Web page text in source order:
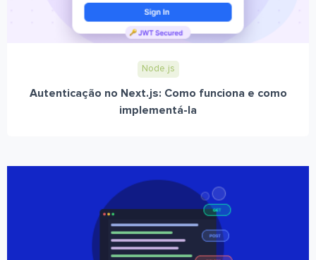
Node.js
Autenticação no Next.js: Como funciona e como
implementá-la